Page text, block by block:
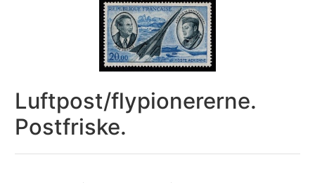
Luftpost/flypionererne.
Postfriske.